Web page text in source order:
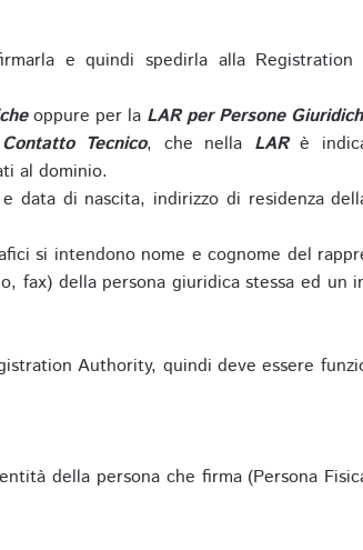
e quindi spedirla alla Registration
oppure per la LAR per Persone
Contatto Tecnico, che nella LARè
al dominio.
di nascita, indirizzo di residenza
si intendono nome e cognome del
fax) della persona giuridica stessa ed un
Authority, quindi deve essere
della persona che firma (Persona